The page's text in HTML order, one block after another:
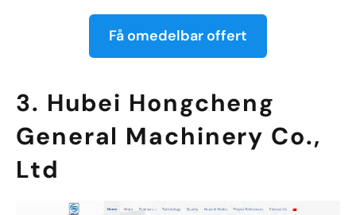
Få omedelbar offert
3. Hubei Hongcheng
General Machinery Co.,
Ltd